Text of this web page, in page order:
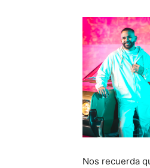
Nos recuerda